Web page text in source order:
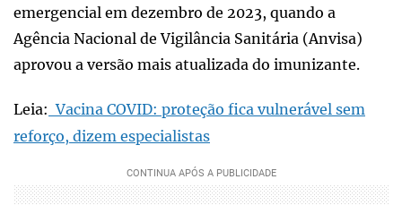
emergencial em dezembro de 2023, quando a
Agência Nacional de Vigilância Sanitária (Anvisa)
aprovou a versão mais atualizada do imunizante.
Leia: Vacina COVID: proteção fica vulnerável sem
reforço, dizem especialistas